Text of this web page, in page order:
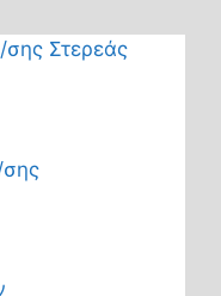
Στερεάς